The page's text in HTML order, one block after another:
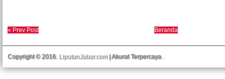
« Prev Post Beranda
Copyright © 2016. LiputanJabar.com| Akurat Terpercaya